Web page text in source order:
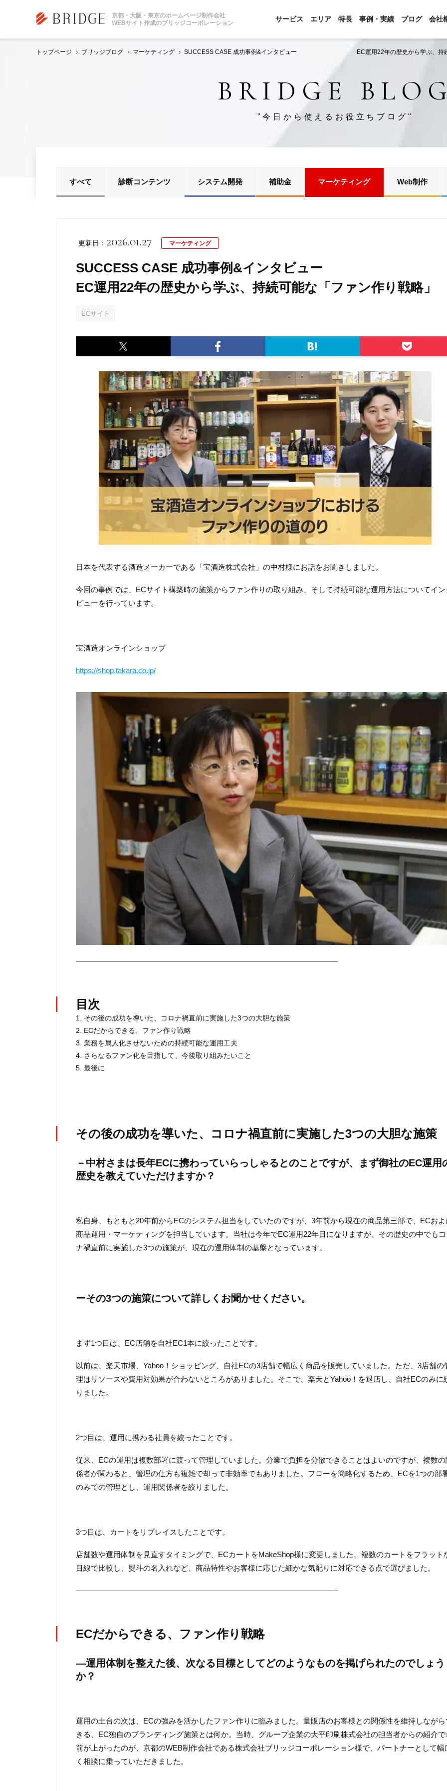
京都・大阪・東京のホームページ制作会社
WEBサイト作成のブリッジコーポレーション
サービス エリア 特長 事例・実績 ブログ 会社
トップページ ブリッジブログ マーケティング SUCCESS CASE 成功事例&インタビュー EC運用22年の歴史から学ぶ、持続可
BRIDGE BLOG
"今日から使えるお役立ちブログ"
すべて 診断コンテンツ システム開発 補助金 マーケティング Web制作
更新日： 2026.01.27 マーケティング
SUCCESS CASE 成功事例&インタビュー
EC運用22年の歴史から学ぶ、持続可能な「ファン作り戦略」
ECサイト
日本を代表する酒造メーカーである「宝酒造株式会社」の中村様にお話をお聞きしました。
今回の事例では、ECサイト構築時の施策からファン作りの取り組み、そして持続可能な運用方法についてイン
ビューを行っています。
宝酒造オンラインショップ
https://shop.takara.co.jp/
———————————————————————————————————
目次
1. その後の成功を導いた、コロナ禍直前に実施した3つの大胆な施策
2. ECだからできる、ファン作り戦略
3. 業務を属人化させないための持続可能な運用工夫
4. さらなるファン化を目指して、今後取り組みたいこと
5. 最後に
その後の成功を導いた、コロナ禍直前に実施した3つの大胆な施策
－中村さまは長年ECに携わっていらっしゃるとのことですが、まず御社のEC運用
歴史を教えていただけますか？
私自身、もともと20年前からECのシステム担当をしていたのですが、3年前から現在の商品第三部で、ECおよ
商品運用・マーケティングを担当しています。当社は今年でEC運用22年目になりますが、その歴史の中でもコ
ナ禍直前に実施した3つの施策が、現在の運用体制の基盤となっています。
ーその3つの施策について詳しくお聞かせください。
まず1つ目は、EC店舗を自社EC1本に絞ったことです。
以前は、楽天市場、Yahoo！ショッピング、自社ECの3店舗で幅広く商品を販売していました。ただ、3店舗の
理はリソースや費用対効果が合わないところがありました。そこで、楽天とYahoo！を退店し、自社ECのみに
りました。
2つ目は、運用に携わる社員を絞ったことです。
従来、ECの運用は複数部署に渡って管理していました。分業で負担を分散できることはよいのですが、複数の
係者が関わると、管理の仕方も複雑で却って非効率でもありました。フローを簡略化するため、ECを1つの部
のみでの管理とし、運用関係者を絞りました。
3つ目は、カートをリプレイスしたことです。
店舗数や運用体制を見直すタイミングで、ECカートをMakeShop様に変更しました。複数のカートをフラット
目線で比較し、熨斗の名入れなど、商品特性やお客様に応じた細かな気配りに対応できる点で選びました。
———————————————————————————————————
ECだからできる、ファン作り戦略
―運用体制を整えた後、次なる目標としてどのようなものを掲げられたのでしょう
か？
運用の土台の次は、ECの強みを活かしたファン作りに臨みました。量販店のお客様との関係性を維持しながら
きる、EC独自のブランディング施策とは何か。当時、グループ企業の大平印刷株式会社の担当者からの紹介で
前が上がったのが、京都のWEB制作会社である株式会社ブリッジコーポレーション様で、パートナーとして幅
く相談に乗っていただきました。